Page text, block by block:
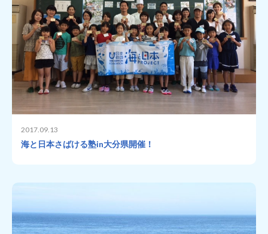
2017.09.13
海と日本さばける塾in大分県開催！